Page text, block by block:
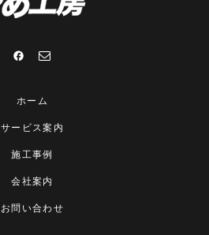
ホーム
サービス案内
施工事例
会社案内
お問い合わせ